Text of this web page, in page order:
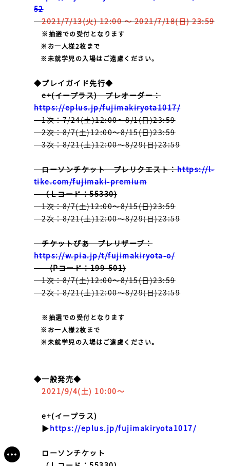
52
2021/7/13(火) 12:00 ～ 2021/7/18(日) 23:59
※抽選での受付となります
※お一人様2枚まで
※未就学児の入場はご遠慮ください。
◆プレイガイド先行◆
e+(イープラス) プレオーダー：
https://eplus.jp/fujimakiryota1017/
1次：7/24(土)12:00～8/1(日)23:59
2次：8/7(土)12:00～8/15(日)23:59
3次：8/21(土)12:00～8/29(日)23:59
ローソンチケット プレリクエスト：https://l-
tike.com/fujimaki-premium
（Ｌコード：55330)
1次：8/7(土)12:00～8/15(日)23:59
2次：8/21(土)12:00～8/29(日)23:59
チケットぴあ プレリザーブ：
https://w.pia.jp/t/fujimakiryota-o/
(Pコード：199-501)
1次：8/7(土)12:00～8/15(日)23:59
2次：8/21(土)12:00～8/29(日)23:59
※抽選での受付となります
※お一人様2枚まで
※未就学児の入場はご遠慮ください。
◆一般発売◆
2021/9/4(土) 10:00～
e+(イープラス)
▶https://eplus.jp/fujimakiryota1017/
ローソンチケット